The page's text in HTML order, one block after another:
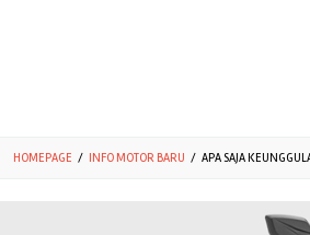
HOMEPAGE / INFO MOTOR BARU / APA SAJA